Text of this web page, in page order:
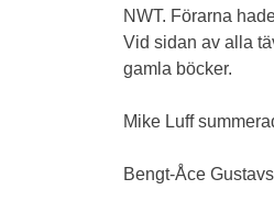
NWT. Förarna
Vid sidan av alla
gamla böcker.
Mike Luff
Bengt-Åce